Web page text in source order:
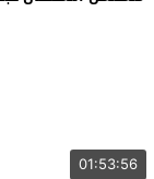
01:53:56